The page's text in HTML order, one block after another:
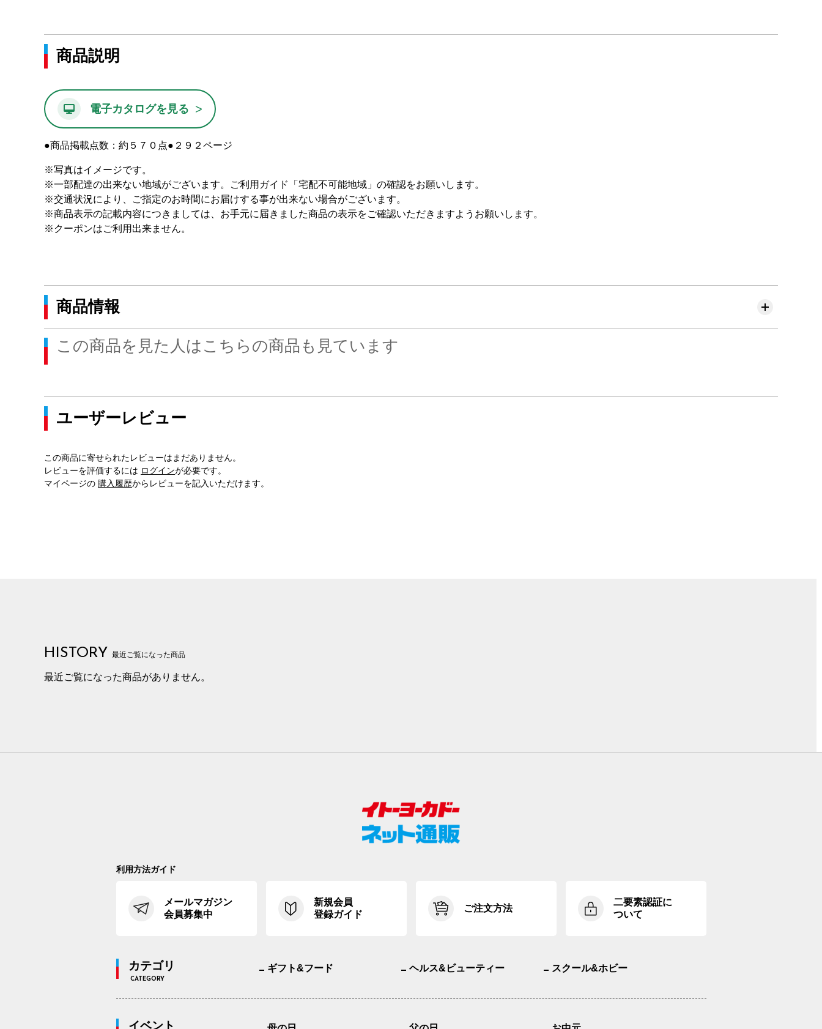
商品説明
電子カタログを見る >
●商品掲載点数：約５７０点●２９２ページ
※写真はイメージです。
※一部配達の出来ない地域がございます。ご利用ガイド「宅配不可能地域」の確認をお願いします。
※交通状況により、ご指定のお時間にお届けする事が出来ない場合がございます。
※商品表示の記載内容につきましては、お手元に届きました商品の表示をご確認いただきますようお願いします。
※クーポンはご利用出来ません。
商品情報
この商品を見た人はこちらの商品も見ています
ユーザーレビュー
この商品に寄せられたレビューはまだありません。
レビューを評価するには ログインが必要です。
マイページの 購入履歴からレビューを記入いただけます。
HISTORY 最近ご覧になった商品
最近ご覧になった商品がありません。
利用方法ガイド
メールマガジン
会員募集中
新規会員
登録ガイド
ご注文方法
二要素認証に
ついて
カテゴリ
CATEGORY
ギフト&フード ヘルス&ビューティー スクール&ホビー
イベント